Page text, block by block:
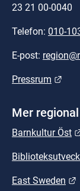
23 21 00-0040
Telefon: 010-
E-post:
Pressrum
Mer
Barnkultur Öst
East Sweden